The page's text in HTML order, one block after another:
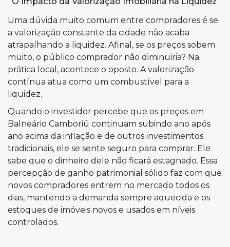
Uma dúvida muito comum entre compradores é se
a valorização constante da cidade não acaba
atrapalhando a liquidez. Afinal, se os preços sobem
muito, o público comprador não diminuiria? Na
prática local, acontece o oposto. A valorização
contínua atua como um combustível para a
liquidez.
Quando o investidor percebe que os preços em
Balneário Camboriú continuam subindo ano após
ano acima da inflação e de outros investimentos
tradicionais, ele se sente seguro para comprar. Ele
sabe que o dinheiro dele não ficará estagnado. Essa
percepção de ganho patrimonial sólido faz com que
novos compradores entrem no mercado todos os
dias, mantendo a demanda sempre aquecida e os
estoques de imóveis novos e usados em níveis
controlados.